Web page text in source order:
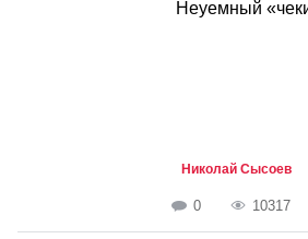
Неуемный
Николай Сысоев
0 10317